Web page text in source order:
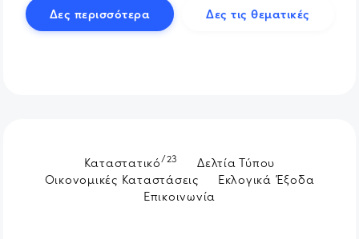
Δες περισσότερα Δες τις θεματικές
Καταστατικό/23
Δελτία Τύπου
Οικονομικές Καταστάσεις
Εκλογικά Έξοδα
Επικοινωνία